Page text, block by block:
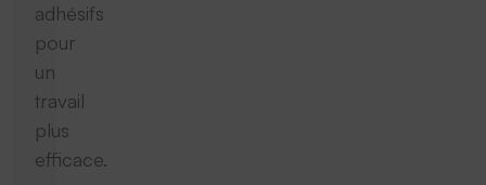
adhésifs
pour
un
travail
plus
efficace.